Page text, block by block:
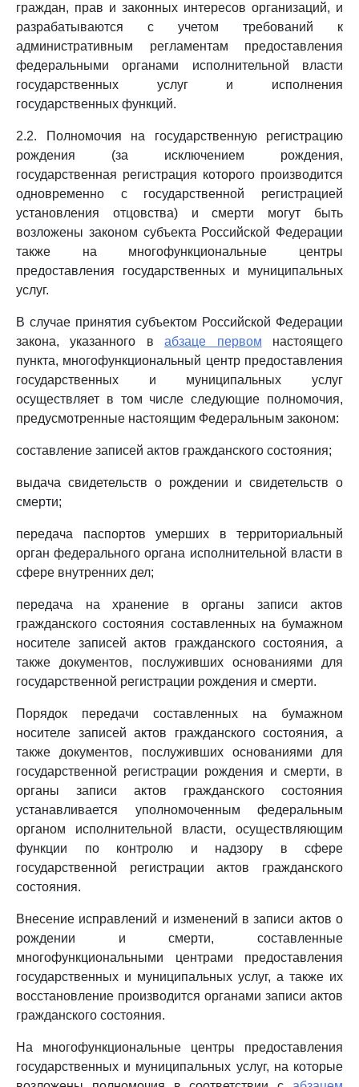
граждан, прав и законных интересов организаций, и
разрабатываются с учетом требований к
административным регламентам предоставления
федеральными органами исполнительной власти
государственных услуг и исполнения
государственных функций.
2.2. Полномочия на государственную регистрацию
рождения (за исключением рождения,
государственная регистрация которого производится
одновременно с государственной регистрацией
установления отцовства) и смерти могут быть
возложены законом субъекта Российской Федерации
также на многофункциональные центры
предоставления государственных и муниципальных
услуг.
В случае принятия субъектом Российской Федерации
закона, указанного вабзаце первом настоящего
пункта, многофункциональный центр предоставления
государственных и муниципальных услуг
осуществляет в том числе следующие полномочия,
предусмотренные настоящим Федеральным законом:
составление записей актов гражданского состояния;
выдача свидетельств о рождении и свидетельств о
смерти;
передача паспортов умерших в территориальный
орган федерального органа исполнительной власти в
сфере внутренних дел;
передача на хранение в органы записи актов
гражданского состояния составленных на бумажном
носителе записей актов гражданского состояния, а
также документов, послуживших основаниями для
государственной регистрации рождения и смерти.
Порядок передачи составленных на бумажном
носителе записей актов гражданского состояния, а
также документов, послуживших основаниями для
государственной регистрации рождения и смерти, в
органы записи актов гражданского состояния
устанавливается уполномоченным федеральным
органом исполнительной власти, осуществляющим
функции по контролю и надзору в сфере
государственной регистрации актов гражданского
состояния.
Внесение исправлений и изменений в записи актов о
рождении и смерти, составленные
многофункциональными центрами предоставления
государственных и муниципальных услуг, а также их
восстановление производится органами записи актов
гражданского состояния.
На многофункциональные центры предоставления
государственных и муниципальных услуг, на которые